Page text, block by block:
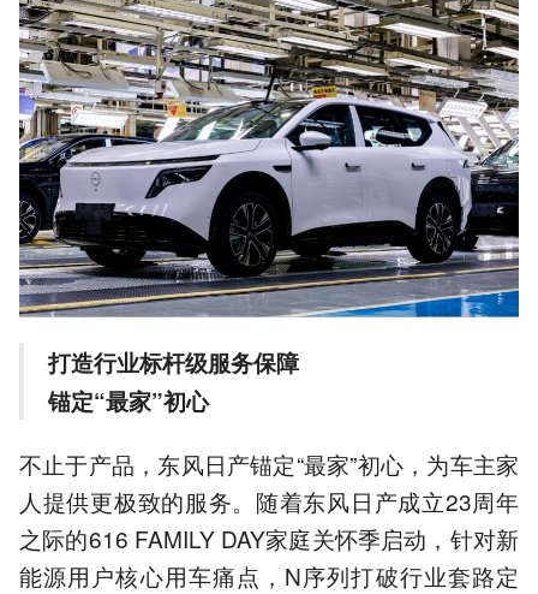
打造行业标杆级服务保障
锚定“最家”初心
不止于产品，东风日产锚定“最家”初心，为车主家
人提供更极致的服务。随着东风日产成立23周年
之际的616 FAMILY DAY家庭关怀季启动，针对新
能源用户核心用车痛点，N序列打破行业套路定